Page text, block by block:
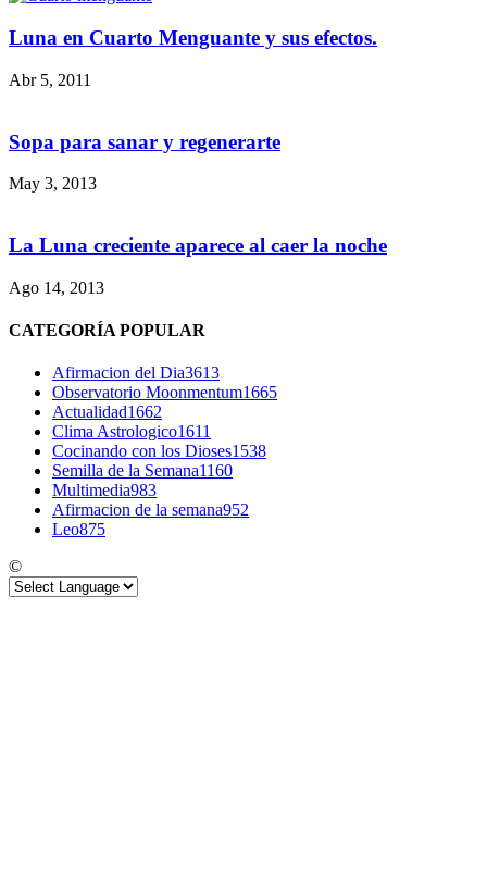
Luna en Cuarto Menguante y sus efectos.
Abr 5, 2011
Sopa para sanar y regenerarte
May 3, 2013
La Luna creciente aparece al caer la noche
Ago 14, 2013
CATEGORÍA POPULAR
Afirmacion del Dia3613
Observatorio Moonmentum1665
Actualidad1662
Clima Astrologico1611
Cocinando con los Dioses1538
Semilla de la Semana1160
Multimedia983
Afirmacion de la semana952
Leo875
©